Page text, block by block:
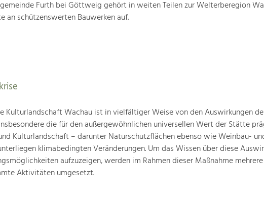
Furth bei Göttweig gehört in weiten Teilen zur Welterberegion
an schützenswerten Bauwerken auf.
Kulturlandschaft Wachau ist in vielfältiger Weise von den Auswirkungen
die für den außergewöhnlichen universellen Wert der Stätte
Kulturlandschaft – darunter Naturschutzflächen ebenso wie Weinbau-
klimabedingten Veränderungen. Um das Wissen über diese
aufzuzeigen, werden im Rahmen dieser Maßnahme mehrere
Aktivitäten umgesetzt.